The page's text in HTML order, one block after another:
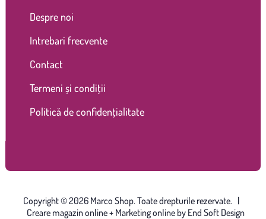
Despre noi
Intrebari frecvente
Contact
Termeni și condiții
Politică de confidențialitate
Copyright © 2026 Marco Shop. Toate drepturile rezervate. |
Creare magazin online+ Marketing online by End Soft Design